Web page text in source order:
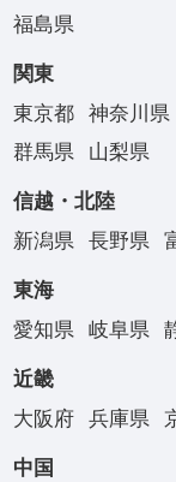
福島県
関東
東京都
神奈川県
群馬県
山梨県
信越・北陸
新潟県
長野県
東海
愛知県
岐阜県
近畿
大阪府
兵庫県
中国